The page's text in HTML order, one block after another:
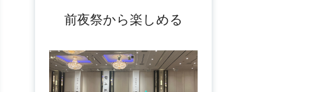
前夜祭から楽しめる